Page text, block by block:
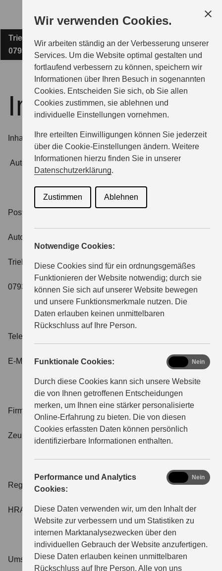
Wir verwenden Cookies.
Wir arbeiten ständig an der Verbesserung unserer
Services. Um die Website optimal gestalten und
fortlaufend verbessern zu können, speichern wir
Informationen über Ihren Besuch in sogenannten
Cookies. Entscheiden Sie sich, ob Sie allen
Cookies zustimmen, sie ablehnen und
individuelle Einstellungen vornehmen.
Ihre erteilten Einwilligungen können Sie jederzeit
über die Cookie-Einstellungen ändern. Weitere
Informationen hierzu finden Sie in unserer
Datenschutzerklärung.
Zustimmen Ablehnen
Notwendige Cookies:
Diese Cookies sind für ein ordnungsgemäßes
Funktionieren der Website notwendig; durch sie
können Sie sich auf unserer Website bewegen
und unsere Funktionsmerkmale nutzen. Die
Daten erlauben keinen unmittelbaren
Rückschluss auf Ihre Person.
Funktionale Cookies:
Durch diese Cookies kann sich unsere Website
die von Ihnen getroffenen Entscheidungen
merken, um Ihnen eine stärker personalisierte
Online-Erfahrung zu bieten. Die von diesen
Cookies erfassten Daten können persönlich
identifizierbare Informationen enthalten.
functional
Nein
Performance und Analytics
Cookies:
Diese Daten verwenden wir, um den Inhalt der
Website zur verbessern und um Statistiken zu
internen Marktanalysezwecken über den
individuellen Gebrauch der Website anzufertigen.
Diese Daten erlauben keinen unmittelbaren
Rückschluss auf Ihre Person. Alle von uns
analyticsNein
Hauptinhalt
AUTOHAUS LEISTNER GMBH
MODELLE
ZUBEHÖR
GESCHÄFTSKUNDEN
Triebeser Straße 15
07937 Zeulenroda-Triebes
Impressum
Inhalt
Autohaus Jürgen Leistner e.K.
Postanschrift:
Autohaus Jürgen Leistner e.K.
Triebeser Straße 15
07937 Zeulenrofa-Triebes
Telefon: 036628-957130
E-Mail: info@autohaus-leistner.de
Firmensitz und Registergericht:
Zeulenroda-Triebes, Amtsgericht Jena
Registernummer:
HRA 504270
Umsatzsteueridentifikationsnummer: